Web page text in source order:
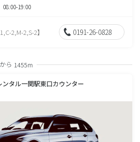
08:00-19:00
2,M-2,S-2】 0191-26-0828
ら 1455m
ンタル一関駅東口カウンター